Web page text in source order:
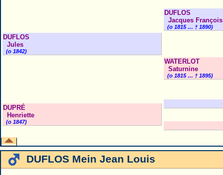
DUFLOS
Jules
(o 1842)
DUFLOS
Jacques François
(o 1815 … † 1890)
WATERLOT
Saturnine
(o 1815 … † 1895)
DUPRÉ
Henriette
(o 1847)
DUFLOS Mein Jean Louis